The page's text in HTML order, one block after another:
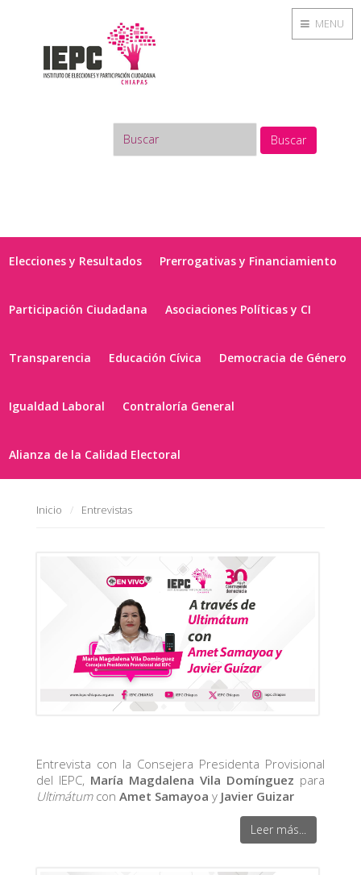
Buscar
Elecciones y Resultados Prerrogativas y Financiamiento
Participación Ciudadana Asociaciones Políticas y CI
Transparencia Educación Cívica Democracia de Género
Igualdad Laboral Contraloría General
Alianza de la Calidad Electoral
Inicio Entrevistas
Entrevista con la Consejera Presidenta Provisional
del IEPC, María Magdalena Vila Domínguez para
Ultimátumcon Amet Samayoa yJavier Guizar
Leer más...
MENU